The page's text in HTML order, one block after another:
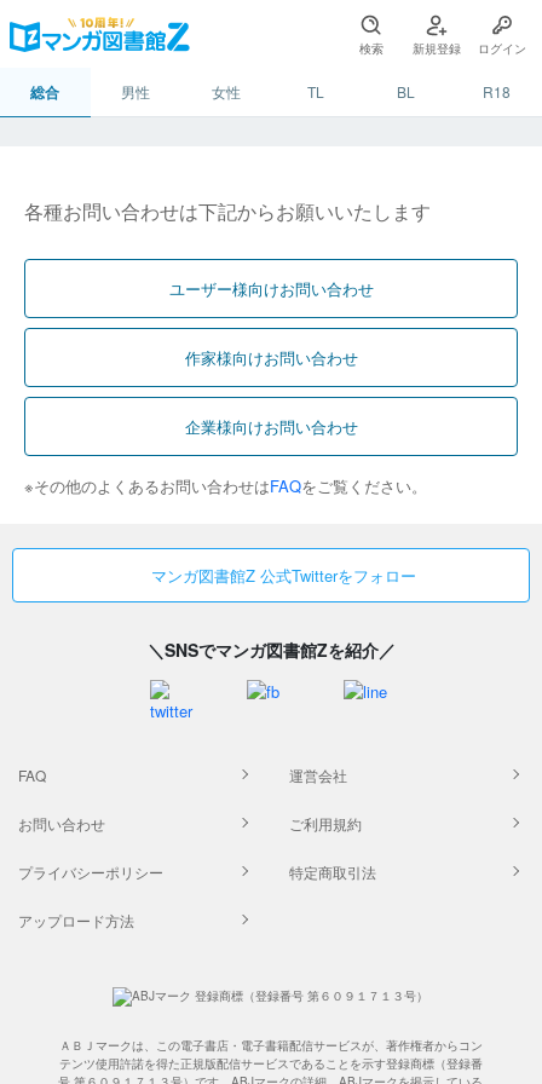
検索 新規登録 ログイン
総合 男性 女性 TL BL R18
各種お問い合わせは下記からお願いいたします
ユーザー様向けお問い合わせ
作家様向けお問い合わせ
企業様向けお問い合わせ
※その他のよくあるお問い合わせはFAQをご覧ください。
マンガ図書館Z 公式Twitterをフォロー
＼SNSでマンガ図書館Zを紹介／
FAQ 運営会社
お問い合わせ ご利用規約
プライバシーポリシー 特定商取引法
アップロード方法
ＡＢＪマークは、この電子書店・電子書籍配信サービスが、著作権者からコン
テンツ使用許諾を得た正規版配信サービスであることを示す登録商標（登録番